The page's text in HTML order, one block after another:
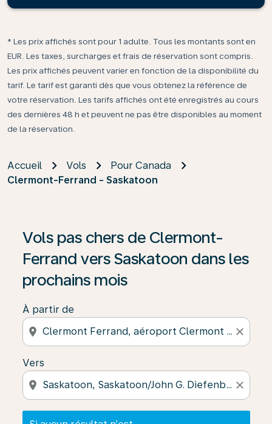
* Les prix affichés sont pour 1 adulte. Tous les montants sont en
EUR. Les taxes, surcharges et frais de réservation sont compris.
Les prix affichés peuvent varier en fonction de la disponibilité du
tarif. Le tarif est garanti dès que vous obtenez la référence de
votre réservation. Les tarifs affichés ont été enregistrés au cours
des dernières 48 h et peuvent ne pas être disponibles au moment
de la réservation.
Accueil Vols
Pour Canada
Clermont-Ferrand - Saskatoon
Vols pas chers de Clermont-
Ferrand vers Saskatoon dans les
prochains mois
À partir de
location_on close
Vers
location_on close
Si aucun résultat n’est disponible, cliquez sur «